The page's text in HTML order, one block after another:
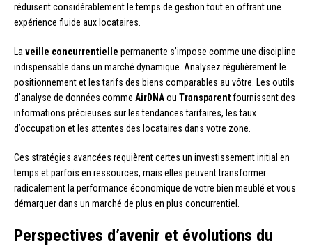
réduisent considérablement le temps de gestion tout en offrant une
expérience fluide aux locataires.
La veille concurrentielle permanente s’impose comme une discipline
indispensable dans un marché dynamique. Analysez régulièrement le
positionnement et les tarifs des biens comparables au vôtre. Les outils
d’analyse de données comme AirDNAou Transparentfournissent des
informations précieuses sur les tendances tarifaires, les taux
d’occupation et les attentes des locataires dans votre zone.
Ces stratégies avancées requièrent certes un investissement initial en
temps et parfois en ressources, mais elles peuvent transformer
radicalement la performance économique de votre bien meublé et vous
démarquer dans un marché de plus en plus concurrentiel.
Perspectives d’avenir et évolutions du